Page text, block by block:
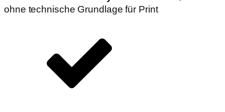
ohne technische Grundlage für Print